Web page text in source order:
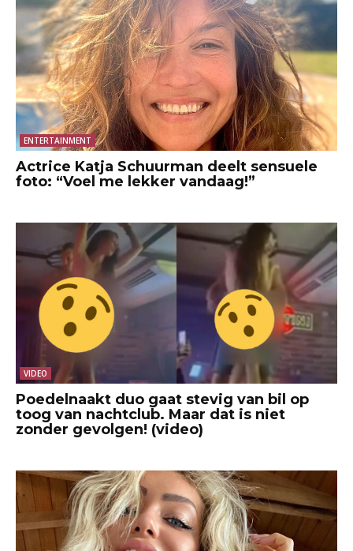
ENTERTAINMENT
Actrice Katja Schuurman deelt sensuele
foto: “Voel me lekker vandaag!”
VIDEO
Poedelnaakt duo gaat stevig van bil op
toog van nachtclub. Maar dat is niet
zonder gevolgen! (video)